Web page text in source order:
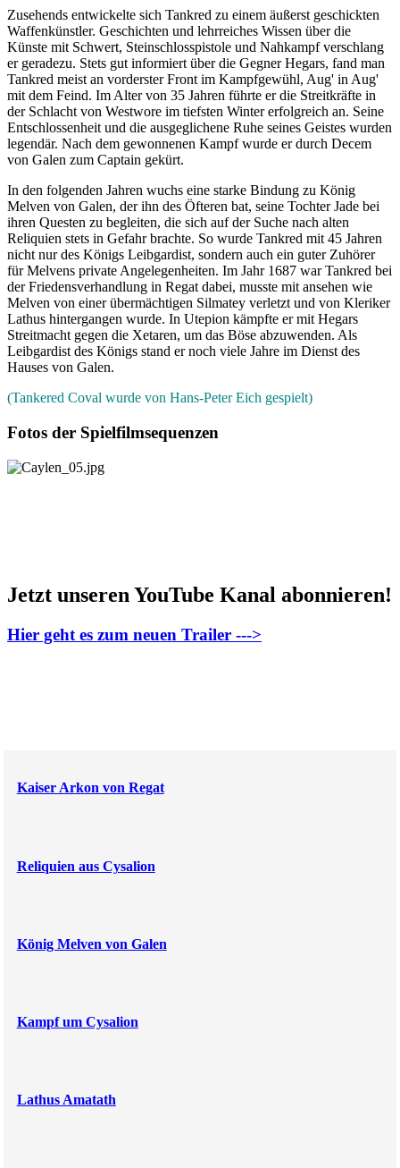
Zusehends entwickelte sich Tankred zu einem äußerst geschickten
Waffenkünstler. Geschichten und lehrreiches Wissen über die
Künste mit Schwert, Steinschlosspistole und Nahkampf verschlang
er geradezu. Stets gut informiert über die Gegner Hegars, fand man
Tankred meist an vorderster Front im Kampfgewühl, Aug' in Aug'
mit dem Feind. Im Alter von 35 Jahren führte er die Streitkräfte in
der Schlacht von Westwore im tiefsten Winter erfolgreich an. Seine
Entschlossenheit und die ausgeglichene Ruhe seines Geistes wurden
legendär. Nach dem gewonnenen Kampf wurde er durch Decem
von Galen zum Captain gekürt.
In den folgenden Jahren wuchs eine starke Bindung zu König
Melven von Galen, der ihn des Öfteren bat, seine Tochter Jade bei
ihren Questen zu begleiten, die sich auf der Suche nach alten
Reliquien stets in Gefahr brachte. So wurde Tankred mit 45 Jahren
nicht nur des Königs Leibgardist, sondern auch ein guter Zuhörer
für Melvens private Angelegenheiten. Im Jahr 1687 war Tankred bei
der Friedensverhandlung in Regat dabei, musste mit ansehen wie
Melven von einer übermächtigen Silmatey verletzt und von Kleriker
Lathus hintergangen wurde. In Utepion kämpfte er mit Hegars
Streitmacht gegen die Xetaren, um das Böse abzuwenden. Als
Leibgardist des Königs stand er noch viele Jahre im Dienst des
Hauses von Galen.
(Tankered Coval wurde von Hans-Peter Eich gespielt)
Fotos der Spielfilmsequenzen
Jetzt unseren YouTube Kanal abonnieren!
Hier geht es zum neuen Trailer --->
Kaiser Arkon von Regat
Reliquien aus Cysalion
König Melven von Galen
Kampf um Cysalion
Lathus Amatath